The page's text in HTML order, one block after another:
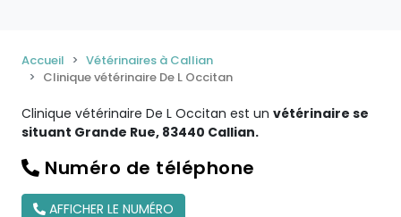
Accueil
Vétérinaires à Callian
Clinique vétérinaire De L Occitan
Clinique vétérinaire De L Occitan est un vétérinaire se
situant Grande Rue, 83440 Callian.
Numéro de téléphone
AFFICHER LE NUMÉRO